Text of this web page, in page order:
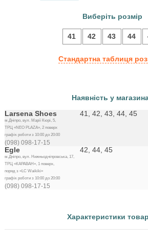
Виберіть розмір
41 42 43 44
Стандартна таблиця
Наявність у
Larsena Shoes
м.Дніпро, вул. Марії Кюрі, 5,
ТРЦ «NEO PLAZA», 2 поверх
графік роботи з 10:00 до 20:00
(098) 098-17-15
41, 42, 43, 44, 45
Egle
м.Дніпро, вул. Нижньодніпровська, 17,
ТРЦ «КАРАВАН», 1 поверх,
поряд з «LC Waikiki»
графік роботи з 10:00 до 20:00
(098) 098-17-15
42, 44, 45
Характеристики